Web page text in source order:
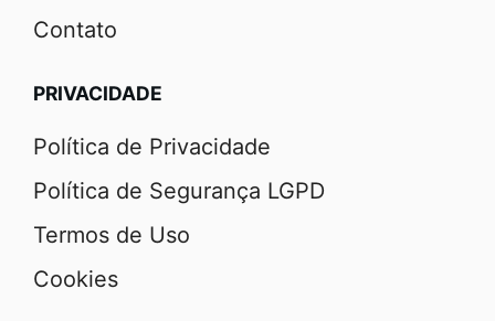
Contato
PRIVACIDADE
Política de Privacidade
Política de Segurança LGPD
Termos de Uso
Cookies